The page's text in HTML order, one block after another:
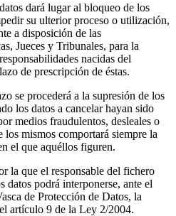
dará lugar al bloqueo de los
su ulterior proceso o utilización,
a disposición de las
Jueces y Tribunales, para la
nacidas del
de prescripción de éstas.
se procederá a la supresión de los
los datos a cancelar hayan sido
medios fraudulentos, desleales o
mismos comportará siempre la
el que aquéllos figuren.
la que el responsable del fichero
datos podrá interponerse, ante el
de Protección de Datos, la
artículo 9 de la Ley 2/2004.